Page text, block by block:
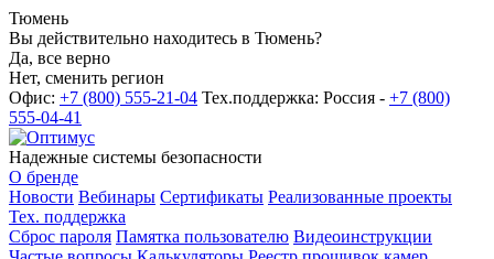
Тюмень
Вы действительно находитесь в Тюмень?
Да, все верно
Нет, сменить регион
Офис: +7 (800) 555-21-04 Тех.поддержка: Россия - +7 (800)
555-04-41
Надежные системы безопасности
О бренде
Новости Вебинары Сертификаты Реализованные проекты
Тех. поддержка
Сброс пароля Памятка пользователю Видеоинструкции